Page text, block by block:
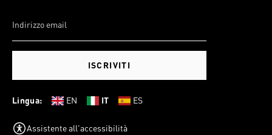
ISCRIVITI
Lingua: EN IT ES
Assistente all'accessibilità